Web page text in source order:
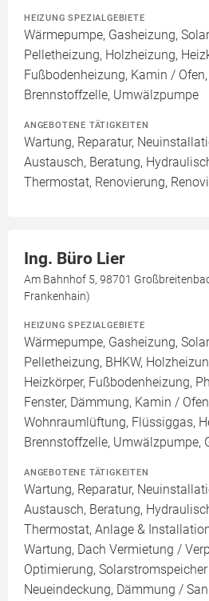
HEIZUNG SPEZIALGEBIETE
Wärmepumpe, Gasheizung,
Pelletheizung, Holzheizung,
Fußbodenheizung, Kamin /
Brennstoffzelle, Umwälzpumpe
ANGEBOTENE TÄTIGKEITEN
Wartung, Reparatur,
Austausch, Beratung,
Thermostat, Renovierung,
Ing. Büro Lier
Am Bahnhof 5, 98701
Frankenhain)
HEIZUNG SPEZIALGEBIETE
Wärmepumpe, Gasheizung,
Pelletheizung, BHKW,
Heizkörper, Fußbodenheizung,
Fenster, Dämmung, Kamin /
Wohnraumlüftung, Flüssiggas,
Brennstoffzelle, Umwälzpumpe,
ANGEBOTENE TÄTIGKEITEN
Wartung, Reparatur,
Austausch, Beratung,
Thermostat, Anlage &
Wartung, Dach Vermietung /
Optimierung,
Neueindeckung, Dämmung /